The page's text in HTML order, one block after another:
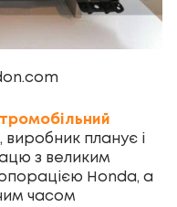
, виробник планує і
з великим
Honda, а
часом